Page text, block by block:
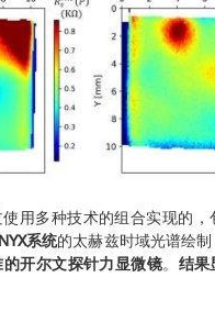
用多种技术的组合实现的，
系统的太赫兹时域光谱绘
的开尔文探针力显微镜。 结果